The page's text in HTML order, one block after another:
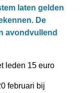
laten gelden
De
avondvullend
leden 15 euro
februari bij